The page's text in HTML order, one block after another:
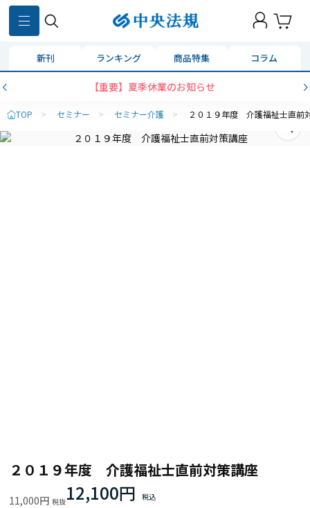
新刊 ランキング 商品特集 コラム
【重要】夏季休業のお知らせ
TOP > セミナー > セミナー介護 > ２０１９年度 介護福祉士直前
２０１９年度 介護福祉士直前対策講座
11,000円 12,100円